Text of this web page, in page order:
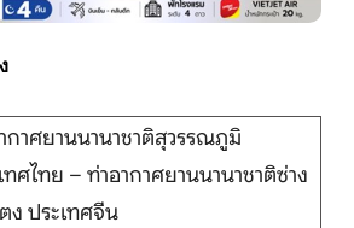
กาศยานนานาชาติสุวรรณภูมิ
ทศไทย – ท่าอากาศยานนานาชาติซ่าง
ง ประเทศจีน